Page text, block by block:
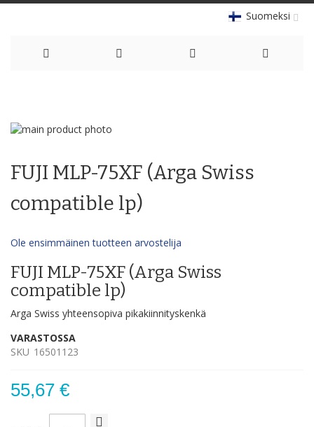
Suomeksi
Content
Skip
end
the
images
the
beginning
of
the
gallery
FUJI MLP-75XF (Arga Swiss
compatible lp)
Ole ensimmäinen tuotteen arvostelija
FUJI MLP-75XF (Arga Swiss
compatible lp)
Arga Swiss yhteensopiva pikakiinnityskenkä
VARASTOSSA
SKU 16501123
55,67 €